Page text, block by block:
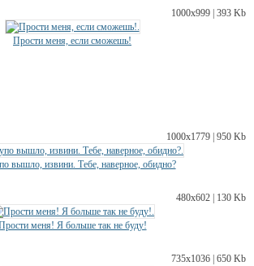
1000х999 | 393 Kb
Прости меня, если сможешь!
1000х1779 | 950 Kb
вышло, извини. Тебе, наверное, обидно?
480х602 | 130 Kb
меня! Я больше так не буду!
735х1036 | 650 Kb